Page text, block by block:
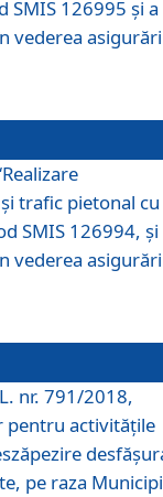
SMIS 126995 și a
vederea
trafic pietonal cu
SMIS 126994, și
vederea
nr. 791/2018,
pentru activitățile
pe raza